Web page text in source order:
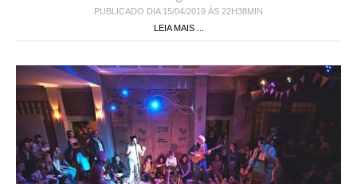
PUBLICADO DIA 15/04/2019 ÀS 22H38MIN
LEIA MAIS ...